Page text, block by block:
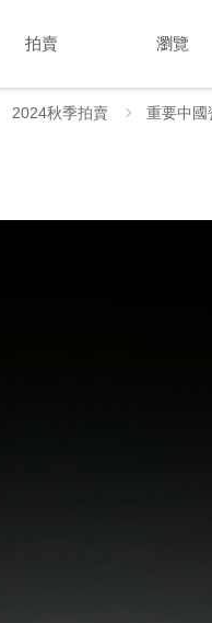
拍賣 瀏覽
2024秋季拍賣 重要中國